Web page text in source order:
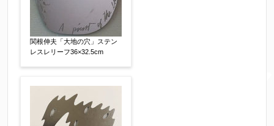
関根伸夫「大地の穴」ステン
レスレリーフ36×32.5cm